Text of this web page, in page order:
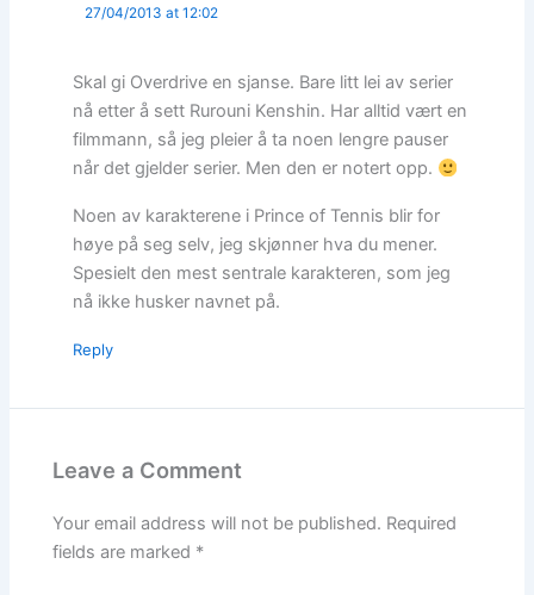
27/04/2013 at 12:02
Skal gi Overdrive en sjanse. Bare litt lei av serier
nå etter å sett Rurouni Kenshin. Har alltid vært en
filmmann, så jeg pleier å ta noen lengre pauser
når det gjelder serier. Men den er notert opp.
Noen av karakterene i Prince of Tennis blir for
høye på seg selv, jeg skjønner hva du mener.
Spesielt den mest sentrale karakteren, som jeg
nå ikke husker navnet på.
Reply
Leave a Comment
Your email address will not be published. Required
fields are marked *